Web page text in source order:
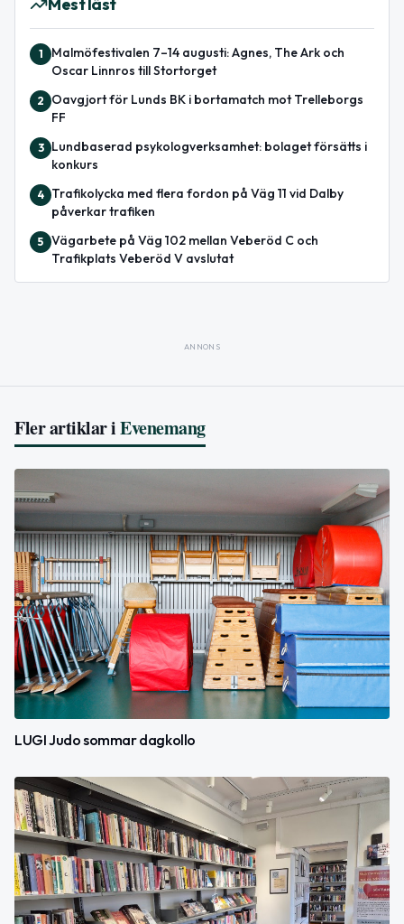
Mest läst
1
Malmöfestivalen 7–14 augusti: Agnes, The Ark och
Oscar Linnros till Stortorget
2
Oavgjort för Lunds BK i bortamatch mot Trelleborgs
FF
3
Lundbaserad psykologverksamhet: bolaget försätts i
konkurs
4
Trafikolycka med flera fordon på Väg 11 vid Dalby
påverkar trafiken
5 Vägarbete på Väg 102 mellan Veberöd C och
Trafikplats Veberöd V avslutat
ANNONS
Fler artiklar iEvenemang
LUGI Judo sommar dagkollo